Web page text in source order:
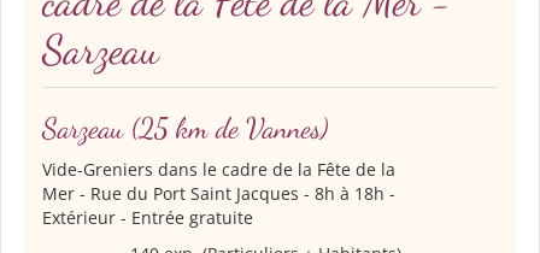
Sarzeau
Sarzeau (25 km de Vannes)
Vide-Greniers dans le cadre de la Fête de la
Mer - Rue du Port Saint Jacques - 8h à 18h -
Extérieur - Entrée gratuite